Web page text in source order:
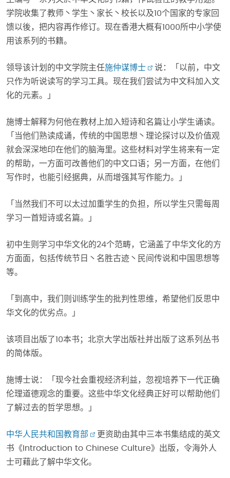
学院收集了教师丶学生丶家长丶校长以及10个国家的专家回
馈以後，把内容再作修订。现在香港大概有1000所中小学使
用该系列的书籍。
领导该计划的中文学院主任施仲谋博士
说：「以前，中文
只作为听说读写的学习工具。现在我们尝试为中文科加入文
化的元素。」
施博士解释为何他在教材上加入短诗和名篇让小学生诵读。
「当他们熟读成诵，传统的中国思想丶理论探讨以及价值观
就会深深地印在他们的脑海里。这些材料对学生将来有一定
的帮助，一方面可改善他们的中文口语；另一方面，在他们
写作时，也能引经据典，从而增强其写作能力。」
「当然我们不可以太过加重学生的负担，所以学生只需每周
学习一首短诗或名篇。」
初中生则学习中华文化的24个范畴，它涵盖了中华文化的方
方面面，包括传统节日丶名胜古迹丶民间传说和中国思想等
等。
「到高中，我们则训练学生的批判性思维，希望他们反思中
华文化的优劣点。」
该项目出版了10本书；北京大学出版社并出版了这系列丛书
的简体版。
施博士说：「现今社会重视经济利益，忽视培养下一代正确
伦理道德观念的重要。这些中华文化经典正好可以帮助他们
了解过去的哲学思想。」
中华人民共和国教育部
更资助由其中三本书集结成的英文
书《Introduction to Chinese Culture》出版，令海外人
士可藉此了解中华文化。